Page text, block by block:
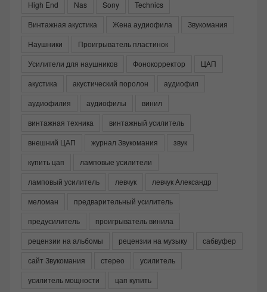
High End
Nas Sony
Technics
Винтажная акустика
Жена аудиофила
Звукомания
Наушники
Проигрыватель пластинок
Усилители для наушников
Фонокорректор
ЦАП
акустика
акустический поролон
аудиофил
аудиофилия
аудиофилы
винил
винтажная техника
винтажный усилитель
внешний ЦАП
журнал Звукомания
звук
купить цап
ламповые усилители
ламповый усилитель
левчук
левчук Александр
меломан
предварительный усилитель
предусилитель
проигрыватель винила
рецензии на альбомы
рецензии на музыку
сабвуфер
сайт Звукомания
стерео
усилитель
усилитель мощности
цап купить